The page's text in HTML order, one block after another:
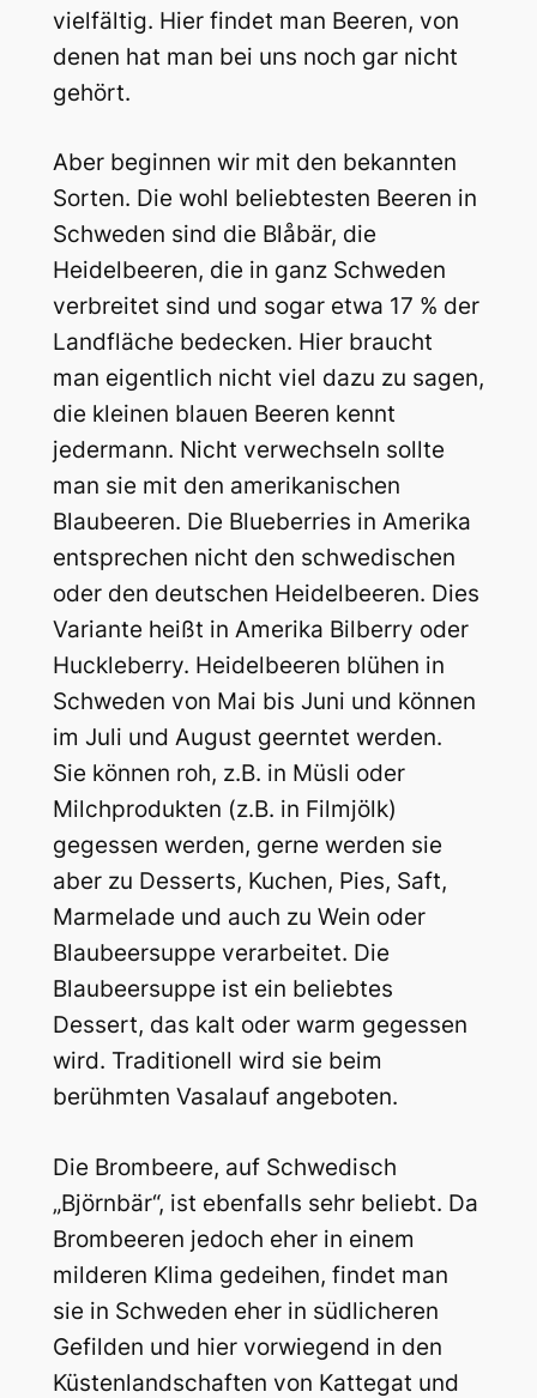
vielfältig. Hier findet man Beeren, von
denen hat man bei uns noch gar nicht
gehört.
Aber beginnen wir mit den bekannten
Sorten. Die wohl beliebtesten Beeren in
Schweden sind die Blåbär, die
Heidelbeeren, die in ganz Schweden
verbreitet sind und sogar etwa 17 % der
Landfläche bedecken. Hier braucht
man eigentlich nicht viel dazu zu sagen,
die kleinen blauen Beeren kennt
jedermann. Nicht verwechseln sollte
man sie mit den amerikanischen
Blaubeeren. Die Blueberries in Amerika
entsprechen nicht den schwedischen
oder den deutschen Heidelbeeren. Dies
Variante heißt in Amerika Bilberry oder
Huckleberry. Heidelbeeren blühen in
Schweden von Mai bis Juni und können
im Juli und August geerntet werden.
Sie können roh, z.B. in Müsli oder
Milchprodukten (z.B. in Filmjölk)
gegessen werden, gerne werden sie
aber zu Desserts, Kuchen, Pies, Saft,
Marmelade und auch zu Wein oder
Blaubeersuppe verarbeitet. Die
Blaubeersuppe ist ein beliebtes
Dessert, das kalt oder warm gegessen
wird. Traditionell wird sie beim
berühmten Vasalauf angeboten.
Die Brombeere, auf Schwedisch
„Björnbär“, ist ebenfalls sehr beliebt. Da
Brombeeren jedoch eher in einem
milderen Klima gedeihen, findet man
sie in Schweden eher in südlicheren
Gefilden und hier vorwiegend in den
Küstenlandschaften von Kattegat und